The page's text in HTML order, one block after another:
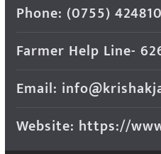
Phone: (0755)
Farmer Help Line-
Email:
Website: https://